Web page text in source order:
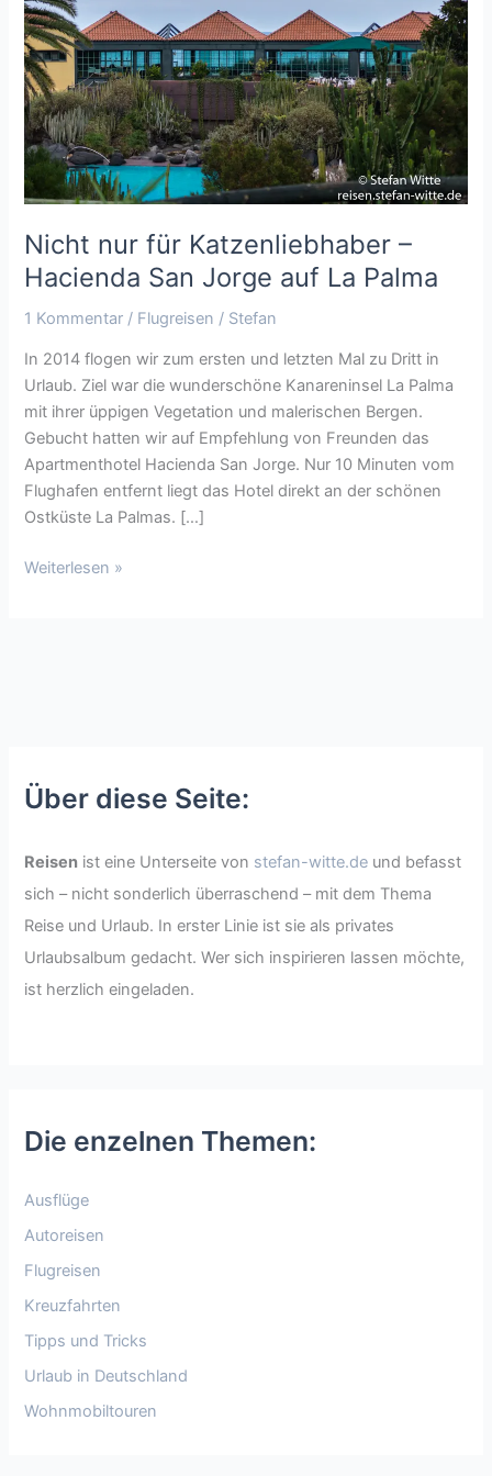
Nicht nur für Katzenliebhaber –
Hacienda San Jorge auf La Palma
1 Kommentar / Flugreisen / Stefan
In 2014 flogen wir zum ersten und letzten Mal zu Dritt in
Urlaub. Ziel war die wunderschöne Kanareninsel La Palma
mit ihrer üppigen Vegetation und malerischen Bergen.
Gebucht hatten wir auf Empfehlung von Freunden das
Apartmenthotel Hacienda San Jorge. Nur 10 Minuten vom
Flughafen entfernt liegt das Hotel direkt an der schönen
Ostküste La Palmas. […]
–
Hacienda
San
Jorge
auf
La
Palma
Weiterlesen »
Über diese Seite:
Reisen ist eine Unterseite von stefan-witte.de und befasst
sich – nicht sonderlich überraschend – mit dem Thema
Reise und Urlaub. In erster Linie ist sie als privates
Urlaubsalbum gedacht. Wer sich inspirieren lassen möchte,
ist herzlich eingeladen.
Die enzelnen Themen:
Ausflüge
Autoreisen
Flugreisen
Kreuzfahrten
Tipps und Tricks
Urlaub in Deutschland
Wohnmobiltouren